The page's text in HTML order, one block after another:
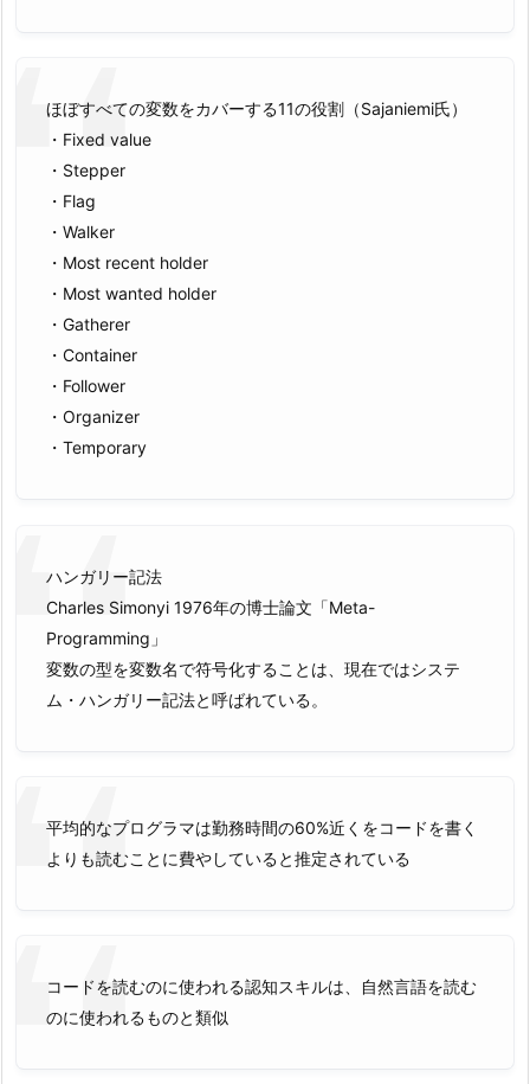
ほぼすべての変数をカバーする11の役割（Sajaniemi氏）
・Fixed value
・Stepper
・Flag
・Walker
・Most recent holder
・Most wanted holder
・Gatherer
・Container
・Follower
・Organizer
・Temporary
ハンガリー記法
Charles Simonyi 1976年の博士論文「Meta-
Programming」
変数の型を変数名で符号化することは、現在ではシステ
ム・ハンガリー記法と呼ばれている。
平均的なプログラマは勤務時間の60%近くをコードを書く
よりも読むことに費やしていると推定されている
コードを読むのに使われる認知スキルは、自然言語を読む
のに使われるものと類似